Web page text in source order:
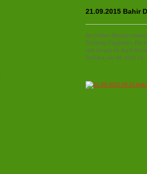
21.09.2015 Bahir
Am frühen Morgen
Richtung Flughafen. Bei
und so war es auch bei
Amhara, wo wir nach ca.